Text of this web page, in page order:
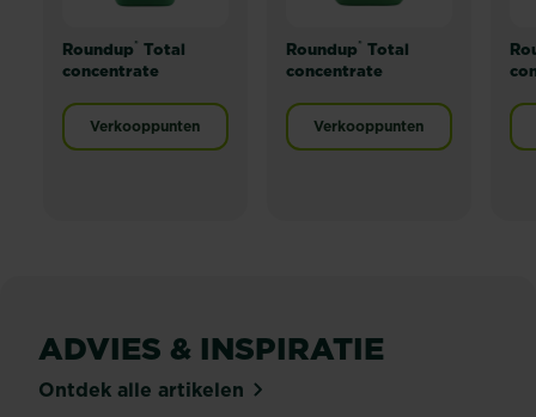
Roundup® Total
concentrate
Verkooppunten
Roundup® Total
concentrate
Verkooppunten
ADVIES & INSPIRATIE
Ontdek alle artikelen